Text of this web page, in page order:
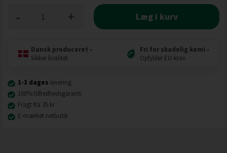
+
- Læg i kurv
Dansk produceret •
Sikker kvalitet
Fri for skadelig kemi •
Opfylder EU-krav
1-3 dages levering
100% tilfredhedsgaranti
Fragt fra 35 kr
E-mærket netbutik